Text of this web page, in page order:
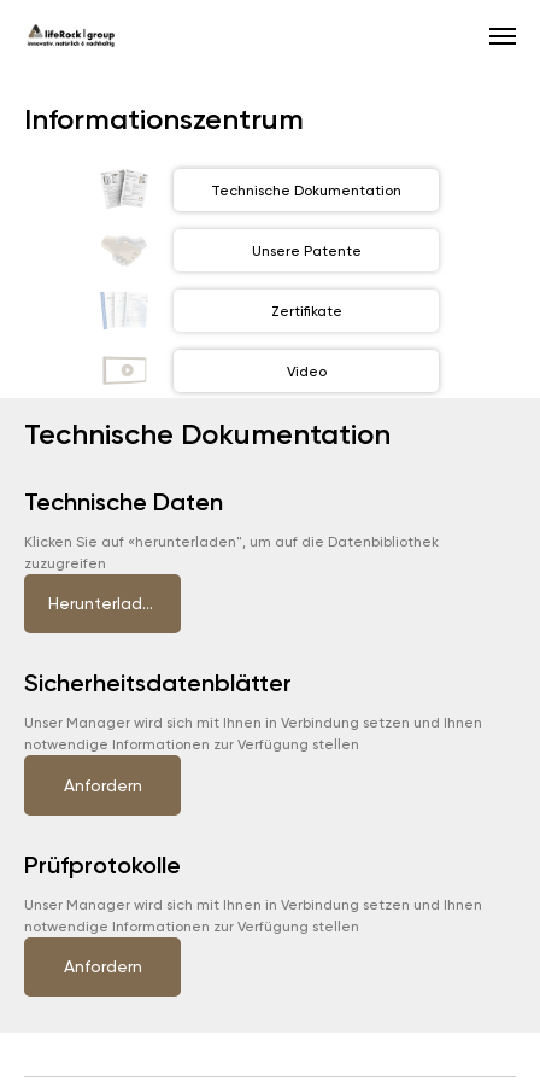
Informationszentrum
Unsere Patente
Technische Dokumentation
Zertifikate
Video
Technische Dokumentation
Technische Daten
Klicken Sie auf «herunterladen", um auf die Datenbibliothek
zuzugreifen
Herunterladen
Sicherheitsdatenblätter
Unser Manager wird sich mit Ihnen in Verbindung setzen und Ihnen
notwendige Informationen zur Verfügung stellen
Anfordern
Prüfprotokolle
Unser Manager wird sich mit Ihnen in Verbindung setzen und Ihnen
notwendige Informationen zur Verfügung stellen
Anfordern